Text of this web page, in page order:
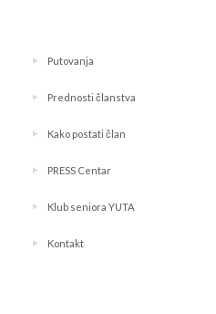
Putovanja
Prednosti članstva
Kako postati član
PRESS Centar
Klub seniora YUTA
Kontakt